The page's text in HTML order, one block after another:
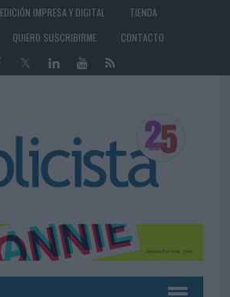
EDICIÓN IMPRESA Y DIGITAL
TIENDA
QUIERO SUSCRIBIRME CONTACTO